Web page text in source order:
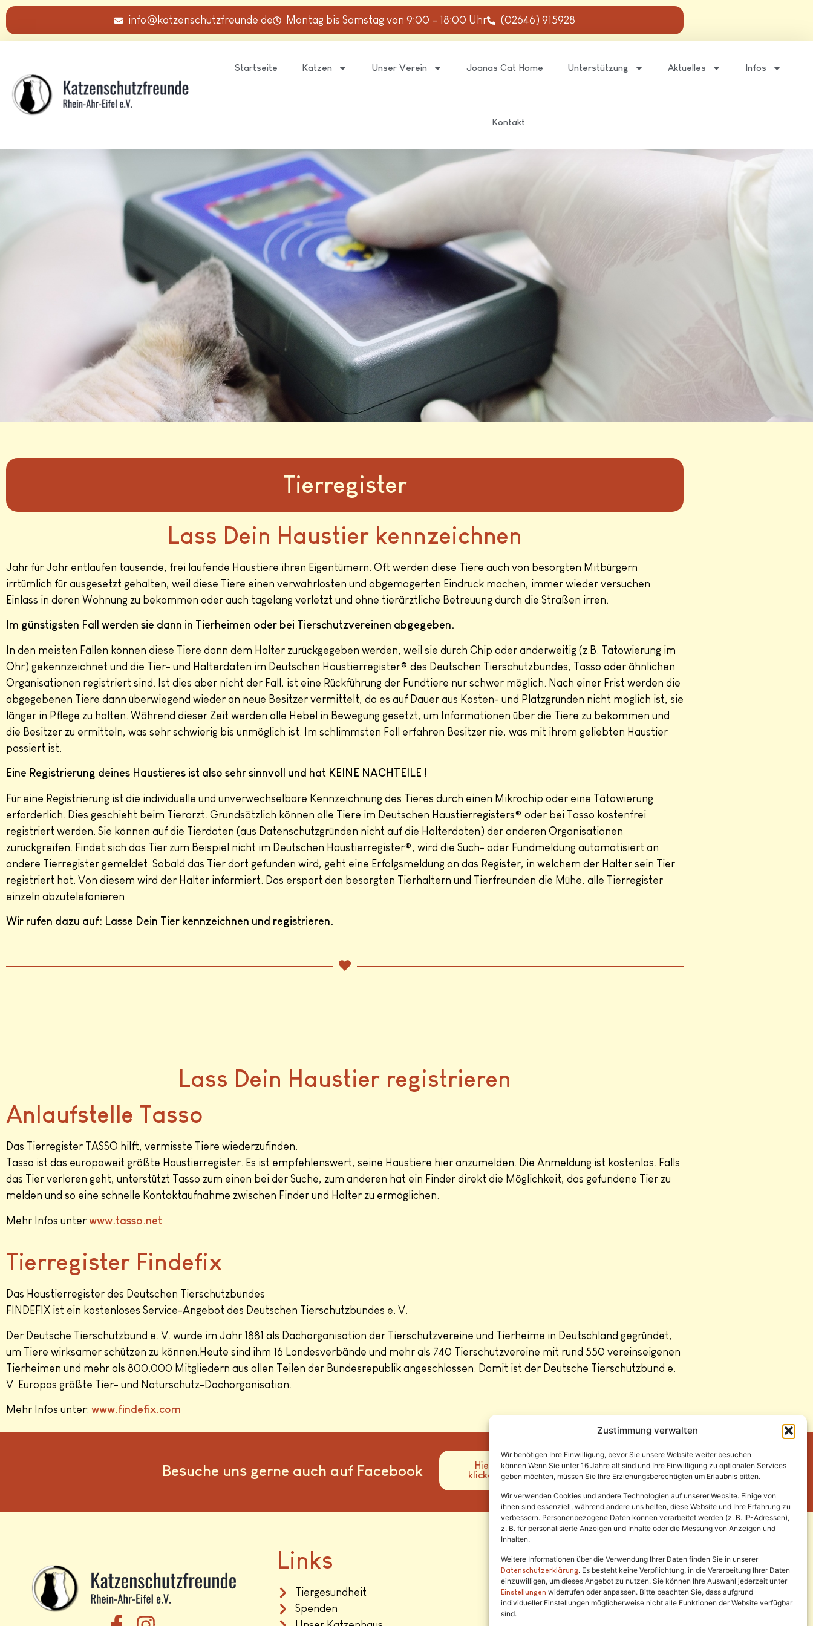
Zustimmung verwalten
Wir benötigen Ihre Einwilligung, bevor Sie unsere Website weiter besuchen
können.Wenn Sie unter 16 Jahre alt sind und Ihre Einwilligung zu optionalen Services
geben möchten, müssen Sie Ihre Erziehungsberechtigten um Erlaubnis bitten.
Wir verwenden Cookies und andere Technologien auf unserer Website. Einige von
ihnen sind essenziell, während andere uns helfen, diese Website und Ihre Erfahrung zu
verbessern. Personenbezogene Daten können verarbeitet werden (z. B. IP-Adressen),
z. B. für personalisierte Anzeigen und Inhalte oder die Messung von Anzeigen und
Inhalten.
Weitere Informationen über die Verwendung Ihrer Daten finden Sie in unserer
Datenschutzerklärung. Es besteht keine Verpflichtung, in die Verarbeitung Ihrer Daten
einzuwilligen, um dieses Angebot zu nutzen. Sie können Ihre Auswahl jederzeit unter
Einstellungen widerrufen oder anpassen. Bitte beachten Sie, dass aufgrund
individueller Einstellungen möglicherweise nicht alle Funktionen der Website verfügbar
sind.
info@katzenschutzfreunde.de Montag bis Samstag von 9:00 – 18:00 Uhr (02646) 915928
Startseite Katzen Unser Verein Joanas Cat Home Unterstützung Aktuelles Infos
Kontakt
Tierregister
Lass Dein Haustier kennzeichnen
Jahr für Jahr entlaufen tausende, frei laufende Haustiere ihren Eigentümern. Oft werden diese Tiere auch von besorgten Mitbürgern
irrtümlich für ausgesetzt gehalten, weil diese Tiere einen verwahrlosten und abgemagerten Eindruck machen, immer wieder versuchen
Einlass in deren Wohnung zu bekommen oder auch tagelang verletzt und ohne tierärztliche Betreuung durch die Straßen irren.
Im günstigsten Fall werden sie dann in Tierheimen oder bei Tierschutzvereinen abgegeben.
In den meisten Fällen können diese Tiere dann dem Halter zurückgegeben werden, weil sie durch Chip oder anderweitig (z.B. Tätowierung im
Ohr) gekennzeichnet und die Tier- und Halterdaten im Deutschen Haustierregister® des Deutschen Tierschutzbundes, Tasso oder ähnlichen
Organisationen registriert sind. Ist dies aber nicht der Fall, ist eine Rückführung der Fundtiere nur schwer möglich. Nach einer Frist werden die
abgegebenen Tiere dann überwiegend wieder an neue Besitzer vermittelt, da es auf Dauer aus Kosten- und Platzgründen nicht möglich ist, sie
länger in Pflege zu halten. Während dieser Zeit werden alle Hebel in Bewegung gesetzt, um Informationen über die Tiere zu bekommen und
die Besitzer zu ermitteln, was sehr schwierig bis unmöglich ist. Im schlimmsten Fall erfahren Besitzer nie, was mit ihrem geliebten Haustier
passiert ist.
Eine Registrierung deines Haustieres ist also sehr sinnvoll und hat KEINE NACHTEILE !
Für eine Registrierung ist die individuelle und unverwechselbare Kennzeichnung des Tieres durch einen Mikrochip oder eine Tätowierung
erforderlich. Dies geschieht beim Tierarzt. Grundsätzlich können alle Tiere im Deutschen Haustierregisters® oder bei Tasso kostenfrei
registriert werden. Sie können auf die Tierdaten (aus Datenschutzgründen nicht auf die Halterdaten) der anderen Organisationen
zurückgreifen. Findet sich das Tier zum Beispiel nicht im Deutschen Haustierregister®, wird die Such- oder Fundmeldung automatisiert an
andere Tierregister gemeldet. Sobald das Tier dort gefunden wird, geht eine Erfolgsmeldung an das Register, in welchem der Halter sein Tier
registriert hat. Von diesem wird der Halter informiert. Das erspart den besorgten Tierhaltern und Tierfreunden die Mühe, alle Tierregister
einzeln abzutelefonieren.
Wir rufen dazu auf: Lasse Dein Tier kennzeichnen und registrieren.
Lass Dein Haustier registrieren
Anlaufstelle Tasso
Das Tierregister TASSO hilft, vermisste Tiere wiederzufinden.
Tasso ist das europaweit größte Haustierregister. Es ist empfehlenswert, seine Haustiere hier anzumelden. Die Anmeldung ist kostenlos. Falls
das Tier verloren geht, unterstützt Tasso zum einen bei der Suche, zum anderen hat ein Finder direkt die Möglichkeit, das gefundene Tier zu
melden und so eine schnelle Kontaktaufnahme zwischen Finder und Halter zu ermöglichen.
Mehr Infos unter www.tasso.net
Tierregister Findefix
Das Haustierregister des Deutschen Tierschutzbundes
FINDEFIX ist ein kostenloses Service-Angebot des Deutschen Tierschutzbundes e. V.
Der Deutsche Tierschutzbund e. V. wurde im Jahr 1881 als Dachorganisation der Tierschutzvereine und Tierheime in Deutschland gegründet,
um Tiere wirksamer schützen zu können.Heute sind ihm 16 Landesverbände und mehr als 740 Tierschutzvereine mit rund 550 vereinseigenen
Tierheimen und mehr als 800.000 Mitgliedern aus allen Teilen der Bundesrepublik angeschlossen. Damit ist der Deutsche Tierschutzbund e.
V. Europas größte Tier- und Naturschutz-Dachorganisation.
Mehr Infos unter: www.findefix.com
Besuche uns gerne auch auf Facebook
Hier
klicken
Links
Tiergesundheit
Spenden
Rechtliches
Impressum
Datenschutz